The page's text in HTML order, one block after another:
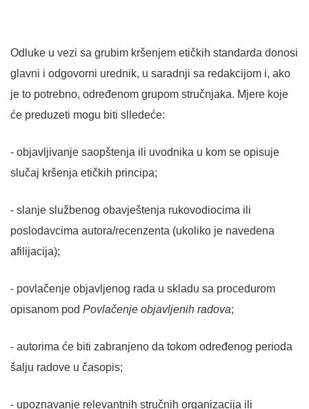
Odluke u vezi sa grubim kršenjem etičkih standarda donosi
glavni i odgovorni urednik, u saradnji sa redakcijom i, ako
je to potrebno, određenom grupom stručnjaka. Mjere koje
će preduzeti mogu biti slledeće:
- objavljivanje saopštenja ili uvodnika u kom se opisuje
slučaj kršenja etičkih principa;
- slanje službenog obavještenja rukovodiocima ili
poslodavcima autora/recenzenta (ukoliko je navedena
afilijacija);
- povlačenje objavljenog rada u skladu sa procedurom
opisanom pod Povlačenje objavljenih radova;
- autorima će biti zabranjeno da tokom određenog perioda
šalju radove u časopis;
- upoznavanje relevantnih stručnih organizacija ili